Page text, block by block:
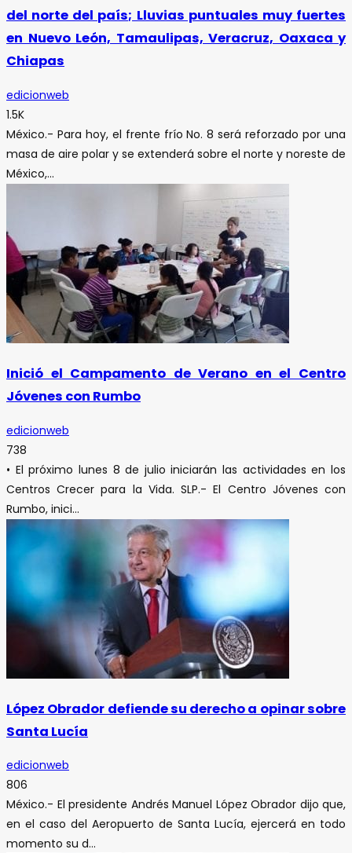
del norte del país; Lluvias puntuales muy fuertes
en Nuevo León, Tamaulipas, Veracruz, Oaxaca y
Chiapas
edicionweb
1.5K
México.- Para hoy, el frente frío No. 8 será reforzado por una
masa de aire polar y se extenderá sobre el norte y noreste de
México,...
Inició el Campamento de Verano en el Centro
Jóvenes con Rumbo
edicionweb
738
• El próximo lunes 8 de julio iniciarán las actividades en los
Centros Crecer para la Vida. SLP.- El Centro Jóvenes con
Rumbo, inici...
López Obrador defiende su derecho a opinar sobre
Santa Lucía
edicionweb
806
México.- El presidente Andrés Manuel López Obrador dijo que,
en el caso del Aeropuerto de Santa Lucía, ejercerá en todo
momento su d...